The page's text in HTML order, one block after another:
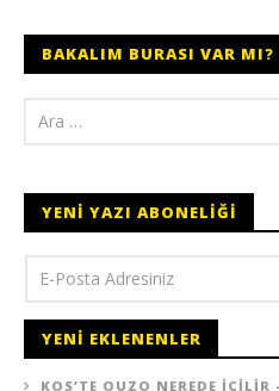
BAKALIM BURASI VAR MI?
YENI YAZI ABONELIĞI
YENI EKLENENLER
KOS’TE OUZO NEREDE